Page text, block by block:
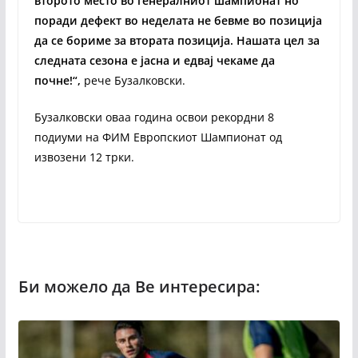
поради дефект во неделата не бевме во позиција
да се бориме за втората позиција. Нашата цел за
следната сезона е јасна и едвај чекаме да
почне!“, рече Бузалковски.
Бузалковски оваа година освои рекордни 8
подиуми на ФИМ Европскиот Шампионат од
извозени 12 трки.